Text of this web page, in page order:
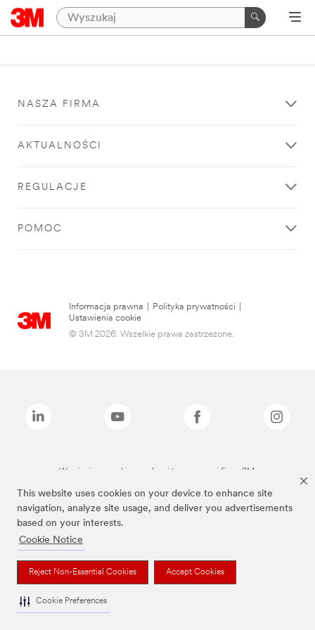
This website uses cookies on your device to enhance site
navigation, analyze site usage, and deliver you advertisements
based on your interests.
Cookie Notice
Reject Non-Essential Cookies Accept Cookies
Cookie Preferences
NASZA FIRMA
AKTUALNOŚCI
REGULACJE
POMOC
Informacja prawna Polityka prywatności
Ustawienia cookie
© 3M 2026. Wszelkie prawa zastrzeżone.
Wymienione marki są znakami towarowymi firmy 3M.